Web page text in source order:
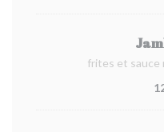
frites et sauce